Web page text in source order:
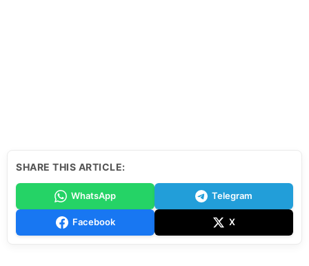
SHARE THIS ARTICLE:
WhatsApp Telegram
Facebook X